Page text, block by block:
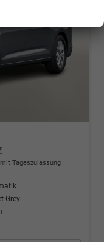
mit Tageszulassung
Grey